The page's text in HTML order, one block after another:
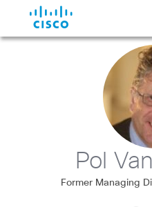
Pol
Former Managing